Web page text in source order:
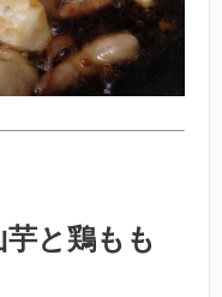
と鶏もも